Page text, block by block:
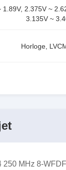
1.89V, 2.375V ~
3.135V ~
Horloge,
250 MHz 8-